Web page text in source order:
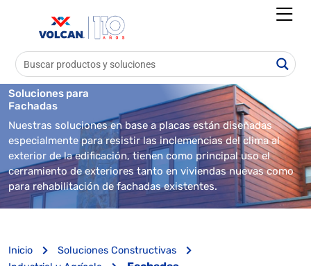
Soluciones para
Fachadas
Nuestras soluciones en base a placas están diseñadas
especialmente para resistir las inclemencias del clima al
exterior de la edificación, tienen como principal uso el
cerramiento de exteriores tanto en viviendas nuevas como
para rehabilitación de fachadas existentes.
Inicio
Soluciones Constructivas